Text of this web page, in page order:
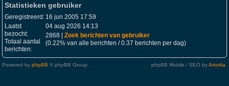
Statistieken gebruiker
Geregistreerd: 16 jun 2005 17:59
Laatst
bezocht:
04 aug 2026 14:13
Totaal aantal
berichten:
2868 | Zoek berichten van gebruiker
(0.22% van alle berichten / 0.37 berichten per dag)
Powered by phpBB © phpBB Group. phpBB Mobile / SEO byArtodia